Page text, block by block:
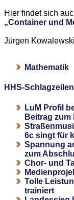
Hier findet sich
„Container und
Jürgen Kowalewski
Mathematik
HHS-Schlagzeilen
LuM Profil
Beitrag
6c singt für
Spannung
zum
Chor- und
Tolle
trainiert